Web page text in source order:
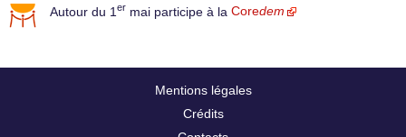
Autour du 1 er mai participe à la Coredem
Mentions légales
Crédits